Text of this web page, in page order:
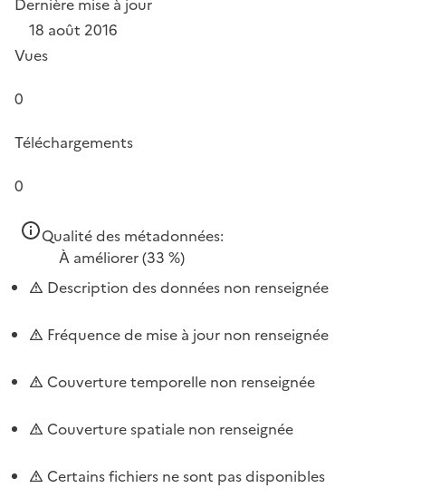
Dernière mise à jour
18 août 2016
Vues
0
Téléchargements
0
Qualité des métadonnées:
À améliorer(33 %)
Description des données non renseignée
Fréquence de mise à jour non renseignée
Couverture temporelle non renseignée
Couverture spatiale non renseignée
Certains fichiers ne sont pas disponibles